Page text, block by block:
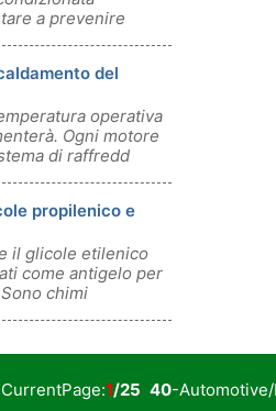
a prevenire
del
operativa
Ogni motore
di raffredd
propilenico e
il glicole etilenico
come antigelo per
chimi
CurrentPage:1/25 40-Automotive/